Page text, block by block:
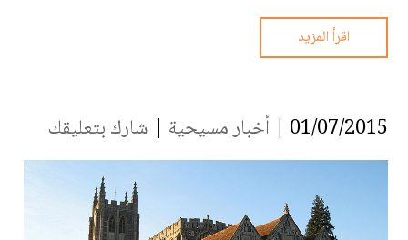
اقرأ المزيد
01/07/2015 | أخبار مسيحية | شارك بتعليقك